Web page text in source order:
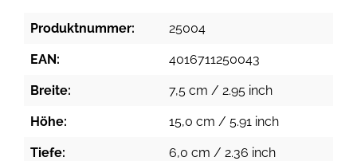
Produktnummer: 25004
EAN: 4016711250043
Breite: 7,5 cm / 2.95 inch
Höhe: 15,0 cm / 5.91 inch
Tiefe: 6,0 cm / 2.36 inch